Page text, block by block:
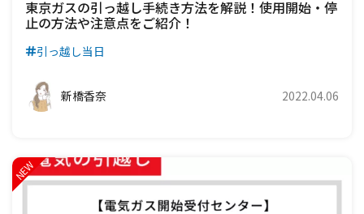
東京ガスの引っ越し手続き方法を解説！使用開始・停
止の方法や注意点をご紹介！
引っ越し当日
新橋香奈 2022.04.06